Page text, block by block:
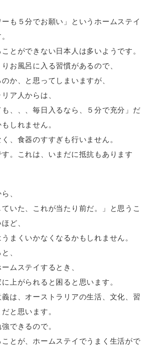
も５分でお願い」というホームステイ
とができない日本人は多いようです。
お風呂に入る習慣があるので、
か、と思ってしまいますが、
ア人からは、
も、、、毎日入るなら、５分で充分」だ
しれません。
、食器のすすぎも行いません。
。これは、いまだに抵抗もあります
、
ていた、これが当たり前だ。」と思うこ
ど、
まくいかなくなるかもしれません。
、
ムステイするとき、
上がられると困ると思います。
は、オーストラリアの生活、文化、習
と思います。
できるので。
とが、ホームステイでうまく生活がで